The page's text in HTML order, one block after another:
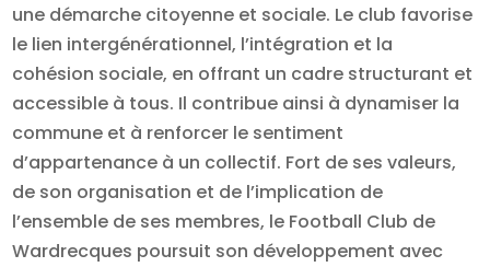
une démarche citoyenne et sociale. Le club favorise
le lien intergénérationnel, l’intégration et la
cohésion sociale, en offrant un cadre structurant et
accessible à tous. Il contribue ainsi à dynamiser la
commune et à renforcer le sentiment
d’appartenance à un collectif. Fort de ses valeurs,
de son organisation et de l’implication de
l’ensemble de ses membres, le Football Club de
Wardrecques poursuit son développement avec